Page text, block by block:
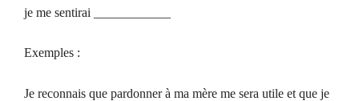
je me sentirai ____________
Exemples :
Je reconnais que pardonner à ma mère me sera utile et que je